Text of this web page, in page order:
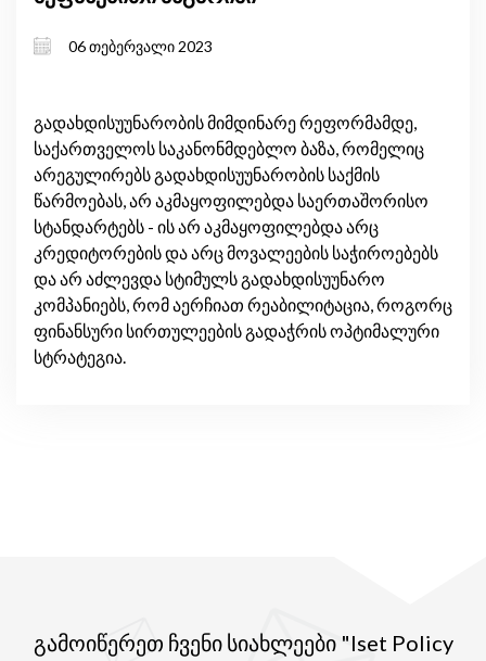
06 თებერვალი 2023
გადახდისუუნარობის მიმდინარე რეფორმამდე,
საქართველოს საკანონმდებლო ბაზა, რომელიც
არეგულირებს გადახდისუუნარობის საქმის
წარმოებას, არ აკმაყოფილებდა საერთაშორისო
სტანდარტებს - ის არ აკმაყოფილებდა არც
კრედიტორების და არც მოვალეების საჭიროებებს
და არ აძლევდა სტიმულს გადახდისუუნარო
კომპანიებს, რომ აერჩიათ რეაბილიტაცია, როგორც
ფინანსური სირთულეების გადაჭრის ოპტიმალური
სტრატეგია.
გამოიწერეთ ჩვენი სიახლეები "Iset Policy